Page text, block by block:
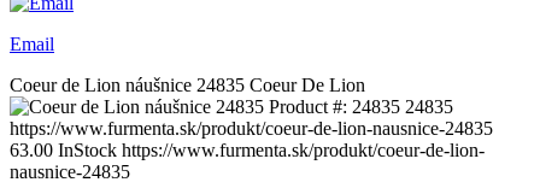
Email
Coeur de Lion náušnice 24835 Coeur De Lion
Product #: 24835 24835
https://www.furmenta.sk/produkt/coeur-de-lion-nausnice-24835
63.00 InStock https://www.furmenta.sk/produkt/coeur-de-lion-
nausnice-24835